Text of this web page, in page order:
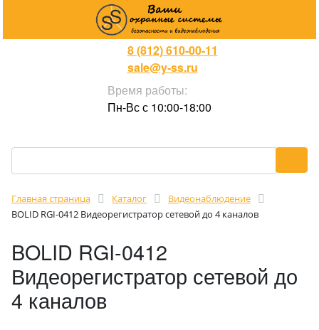
8 (812) 610-00-11
sale@y-ss.ru
Время работы:
Пн-Вс с 10:00-18:00
Главная страница Каталог
Видеонаблюдение
BOLID RGI-0412 Видеорегистратор сетевой до 4 каналов
BOLID RGI-0412
Видеорегистратор сетевой до
4 каналов